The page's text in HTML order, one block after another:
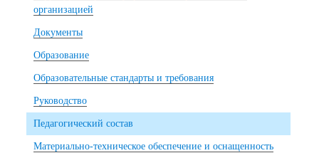
организацией
Документы
Образование
Образовательные стандарты и требования
Руководство
Педагогический состав
Материально-техническое обеспечение и оснащенность